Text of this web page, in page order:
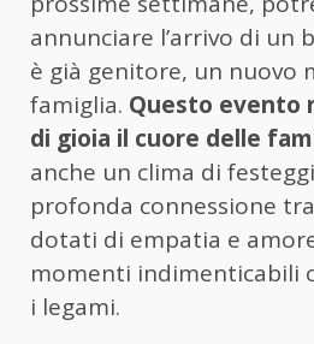
annunciare l’arrivo di un
è già genitore, un nuovo
famiglia. Questo evento
di gioia il cuore delle
anche un clima di
profonda connessione
dotati di empatia e
momenti indimenticabili
i legami.